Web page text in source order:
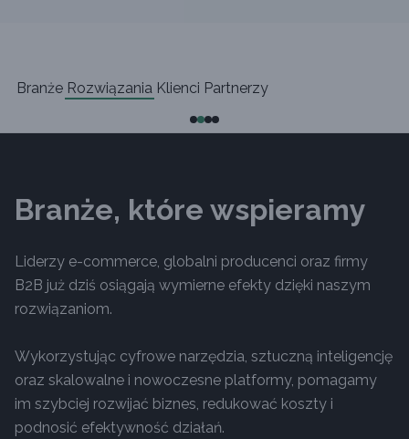
Branże Rozwiązania Klienci Partnerzy
Branże, które wspieramy
Liderzy e-commerce, globalni producenci oraz firmy
B2B już dziś osiągają wymierne efekty dzięki naszym
rozwiązaniom.
Wykorzystując cyfrowe narzędzia, sztuczną inteligencję
oraz skalowalne i nowoczesne platformy, pomagamy
im szybciej rozwijać biznes, redukować koszty i
podnosić efektywność działań.